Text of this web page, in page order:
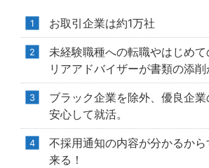
お取引企業は約1万社
未経験職種への転職やはじめ
リアアドバイザーが書類の添
ブラック企業を除外、優良企
安心して就活。
不採用通知の内容が分かるか
来る！